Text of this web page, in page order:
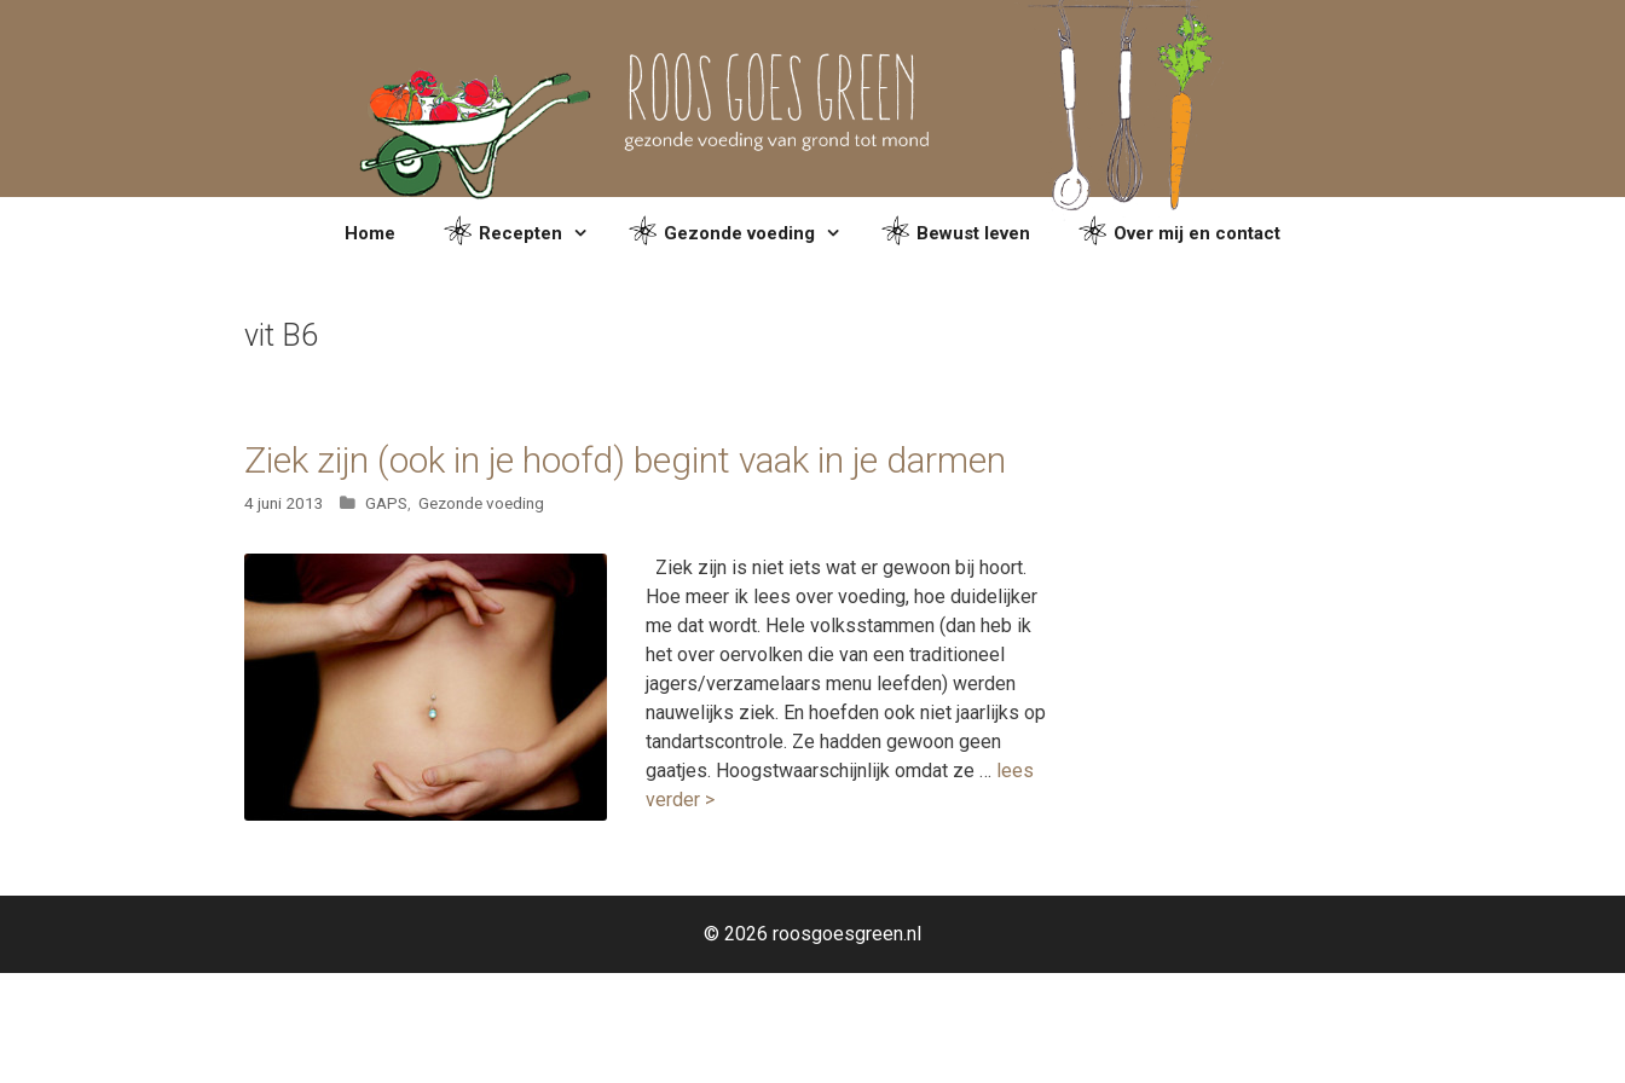
Home Recepten Gezonde voeding Bewust leven Over mij en contact
vit B6
Ziek zijn (ook in je hoofd) begint vaak in je darmen
4 juni 2013 Categorieën
GAPS, Gezonde voeding
Ziek zijn is niet iets wat er gewoon bij hoort.
Hoe meer ik lees over voeding, hoe duidelijker
me dat wordt. Hele volksstammen (dan heb ik
het over oervolken die van een traditioneel
jagers/verzamelaars menu leefden) werden
nauwelijks ziek. En hoefden ook niet jaarlijks op
tandartscontrole. Ze hadden gewoon geen
gaatjes. Hoogstwaarschijnlijk omdat ze … lees
verder >
© 2026 roosgoesgreen.nl